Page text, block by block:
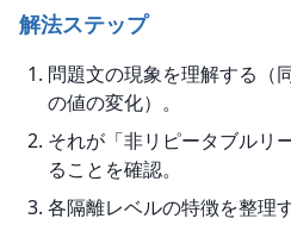
解法ステップ
問題文の現象を理解する（
の値の変化）。
それが「非リピータブルリ
ることを確認。
各隔離レベルの特徴を整理す